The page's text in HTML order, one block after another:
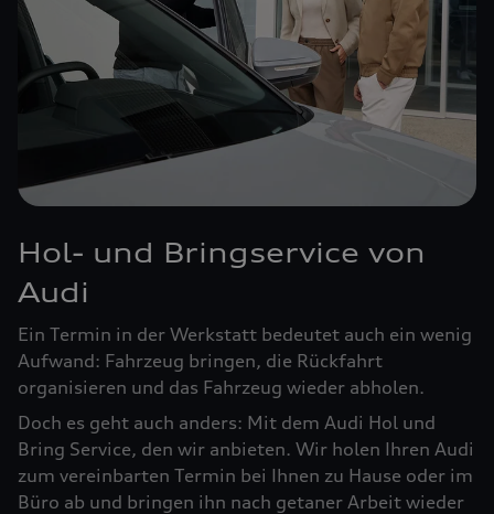
Hol- und Bringservice von
Audi
Ein Termin in der Werkstatt bedeutet auch ein wenig
Aufwand: Fahrzeug bringen, die Rückfahrt
organisieren und das Fahrzeug wieder abholen.
Doch es geht auch anders: Mit dem Audi Hol und
Bring Service, den wir anbieten. Wir holen Ihren Audi
zum vereinbarten Termin bei Ihnen zu Hause oder im
Büro ab und bringen ihn nach getaner Arbeit wieder